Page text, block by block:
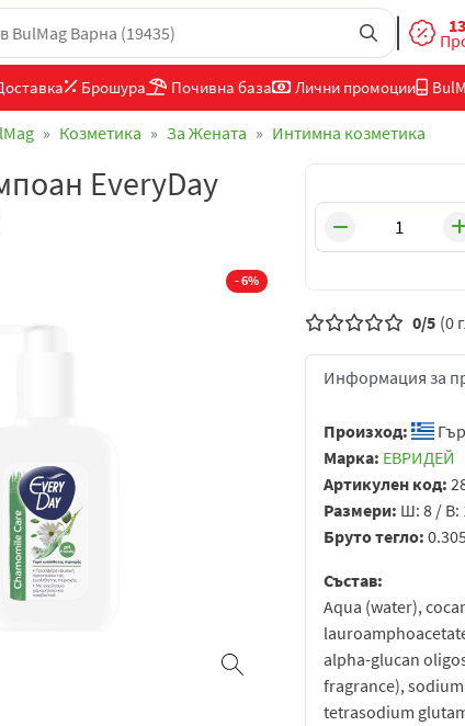
Брошура Почивна база Лични промоции
Козметика За Жената Интимна козметика
EveryDay
- 6%
0/5 (0
Информация за
Произход:
Марка: ЕВРИДЕЙ
Артикулен код:
Размери: Ш: 8 / В:
Бруто тегло:
Състав:
Aqua (water),
alpha-glucan
fragrance),
tetrasodium